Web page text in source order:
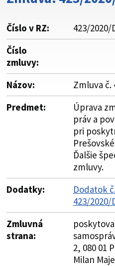
Číslo v RZ:
423/2020/
Číslo
zmluvy:
Názov:
Zmluva č.
Predmet:
Úprava
práv a
pri
Ďalšie
zmluvy.
Dodatky:
Dodatok
423/2020/
Zmluvná
strana:
2, 080 01
Milan